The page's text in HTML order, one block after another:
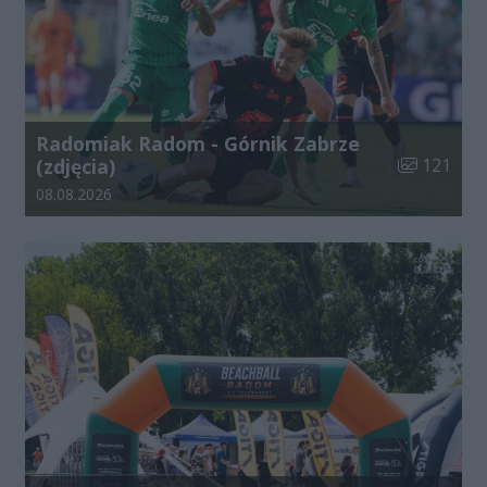
Radomiak Radom - Górnik Zabrze
(zdjęcia)
Liczba
121
Data dodania galerii:
08.08.2026